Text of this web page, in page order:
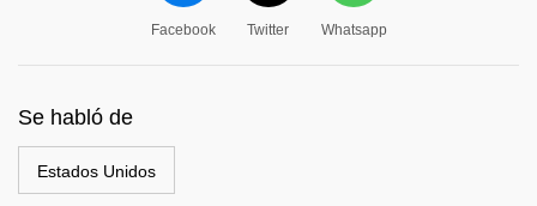
Facebook Twitter Whatsapp
Se habló de
Estados Unidos